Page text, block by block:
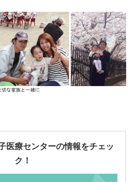
医療センターの情報をチェッ
ク！